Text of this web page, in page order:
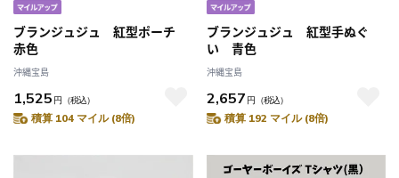
ブランジュジュ 紅型ポーチ
赤色
沖縄宝島
1,525 円 （税込）
積算 104 マイル (8倍)
ブランジュジュ 紅型手ぬぐ
い 青色
沖縄宝島
2,657 円 （税込）
積算 192 マイル (8倍)